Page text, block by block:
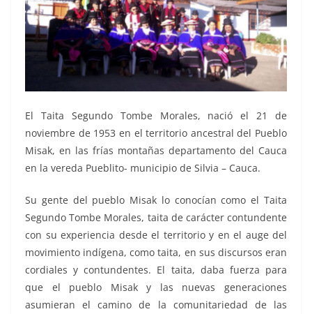
El Taita Segundo Tombe Morales, nació el 21 de
noviembre de 1953 en el territorio ancestral del Pueblo
Misak, en las frías montañas departamento del Cauca
en la vereda Pueblito- municipio de Silvia – Cauca.
Su gente del pueblo Misak lo conocían como el Taita
Segundo Tombe Morales, taita de carácter contundente
con su experiencia desde el territorio y en el auge del
movimiento indígena, como taita, en sus discursos eran
cordiales y contundentes. El taita, daba fuerza para
que el pueblo Misak y las nuevas generaciones
asumieran el camino de la comunitariedad de las